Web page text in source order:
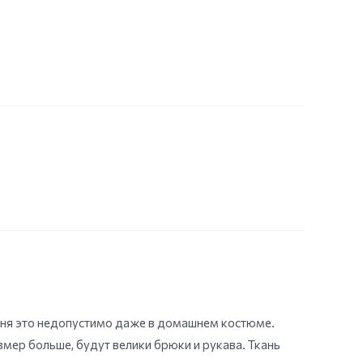
это недопустимо даже в домашнем костюме.
больше, будут велики брюки и рукава. Ткань